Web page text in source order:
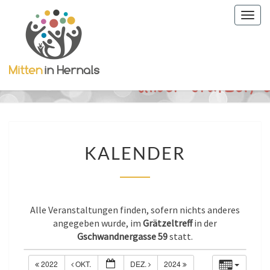
KALENDER
Alle Veranstaltungen finden, sofern nichts anderes
angegeben wurde, im Grätzeltreffin der
Gschwandnergasse 59statt.
2022 OKT. DEZ. 2024